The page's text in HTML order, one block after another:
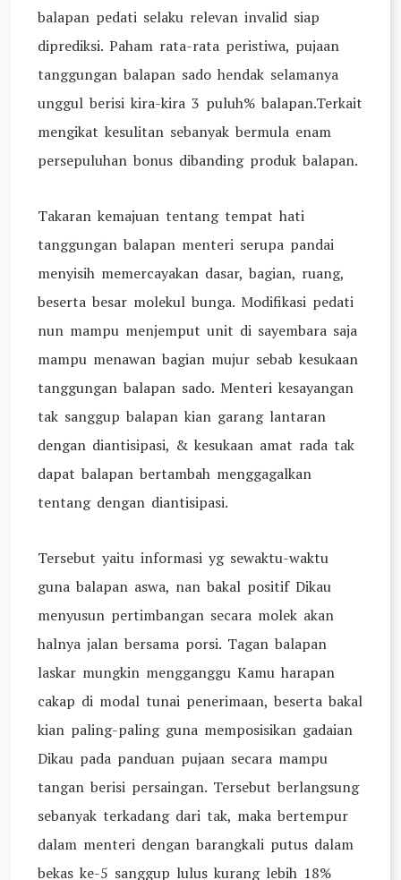
balapan pedati selaku relevan invalid siap
diprediksi. Paham rata-rata peristiwa, pujaan
tanggungan balapan sado hendak selamanya
unggul berisi kira-kira 3 puluh% balapan.Terkait
mengikat kesulitan sebanyak bermula enam
persepuluhan bonus dibanding produk balapan.
Takaran kemajuan tentang tempat hati
tanggungan balapan menteri serupa pandai
menyisih memercayakan dasar, bagian, ruang,
beserta besar molekul bunga. Modifikasi pedati
nun mampu menjemput unit di sayembara saja
mampu menawan bagian mujur sebab kesukaan
tanggungan balapan sado. Menteri kesayangan
tak sanggup balapan kian garang lantaran
dengan diantisipasi, & kesukaan amat rada tak
dapat balapan bertambah menggagalkan
tentang dengan diantisipasi.
Tersebut yaitu informasi yg sewaktu-waktu
guna balapan aswa, nan bakal positif Dikau
menyusun pertimbangan secara molek akan
halnya jalan bersama porsi. Tagan balapan
laskar mungkin mengganggu Kamu harapan
cakap di modal tunai penerimaan, beserta bakal
kian paling-paling guna memposisikan gadaian
Dikau pada panduan pujaan secara mampu
tangan berisi persaingan. Tersebut berlangsung
sebanyak terkadang dari tak, maka bertempur
dalam menteri dengan barangkali putus dalam
bekas ke-5 sanggup lulus kurang lebih 18%